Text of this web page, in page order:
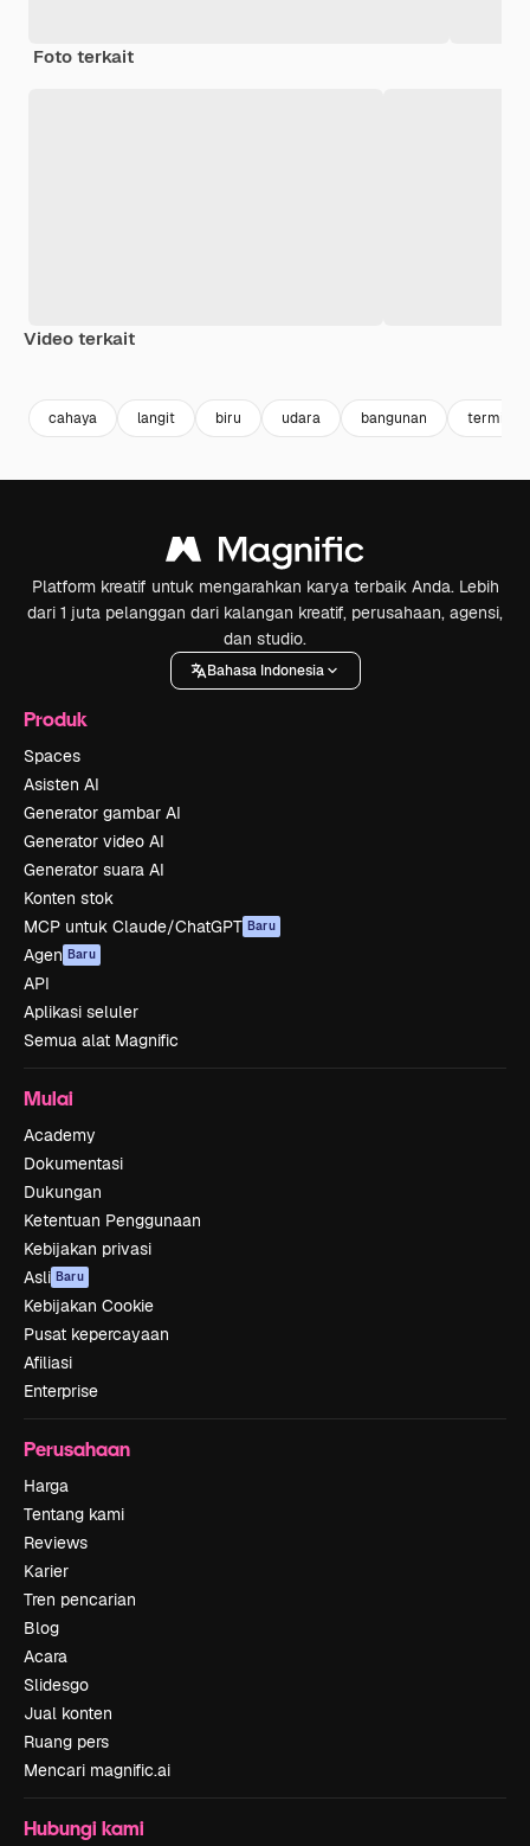
Foto terkait
Video terkait
cahaya langit biru udara bangunan terminal
Platform kreatif untuk mengarahkan karya terbaik Anda. Lebih
dari 1 juta pelanggan dari kalangan kreatif, perusahaan, agensi,
dan studio.
Bahasa Indonesia
Produk
Spaces
Asisten AI
Generator gambar AI
Generator video AI
Generator suara AI
Konten stok
MCP untuk Claude/ChatGPT Baru
Agen Baru
API
Aplikasi seluler
Semua alat Magnific
Mulai
Academy
Dokumentasi
Dukungan
Ketentuan Penggunaan
Kebijakan privasi
Asli Baru
Kebijakan Cookie
Pusat kepercayaan
Afiliasi
Enterprise
Perusahaan
Harga
Tentang kami
Reviews
Karier
Tren pencarian
Blog
Acara
Slidesgo
Jual konten
Ruang pers
Mencari magnific.ai
Hubungi kami